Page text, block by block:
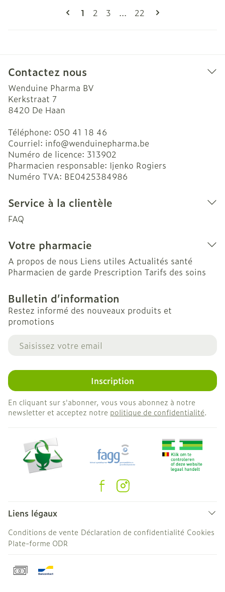
Vous lisez actuellement la page
1 Page
2 Page
3 ... Page
22
Contactez nous
Wenduine Pharma BV
Kerkstraat 7
8420 De Haan
Téléphone: 050 41 18 46
Courriel: info@wenduinepharma.be
Numéro de licence: 313902
Pharmacien responsable: Ijenko Rogiers
Numéro TVA: BE0425384986
Service à la clientèle
FAQ
Votre pharmacie
A propos de nous Liens utiles Actualités santé
Pharmacien de garde Prescription Tarifs des soins
Bulletin d’information
Restez informé des nouveaux produits et
promotions
Adresse mail
Inscription
En cliquant sur s'abonner, vous vous abonnez à notre
newsletter et acceptez notre politique de confidentialité.
Liens légaux
Conditions de vente Déclaration de confidentialité Cookies
Plate-forme ODR